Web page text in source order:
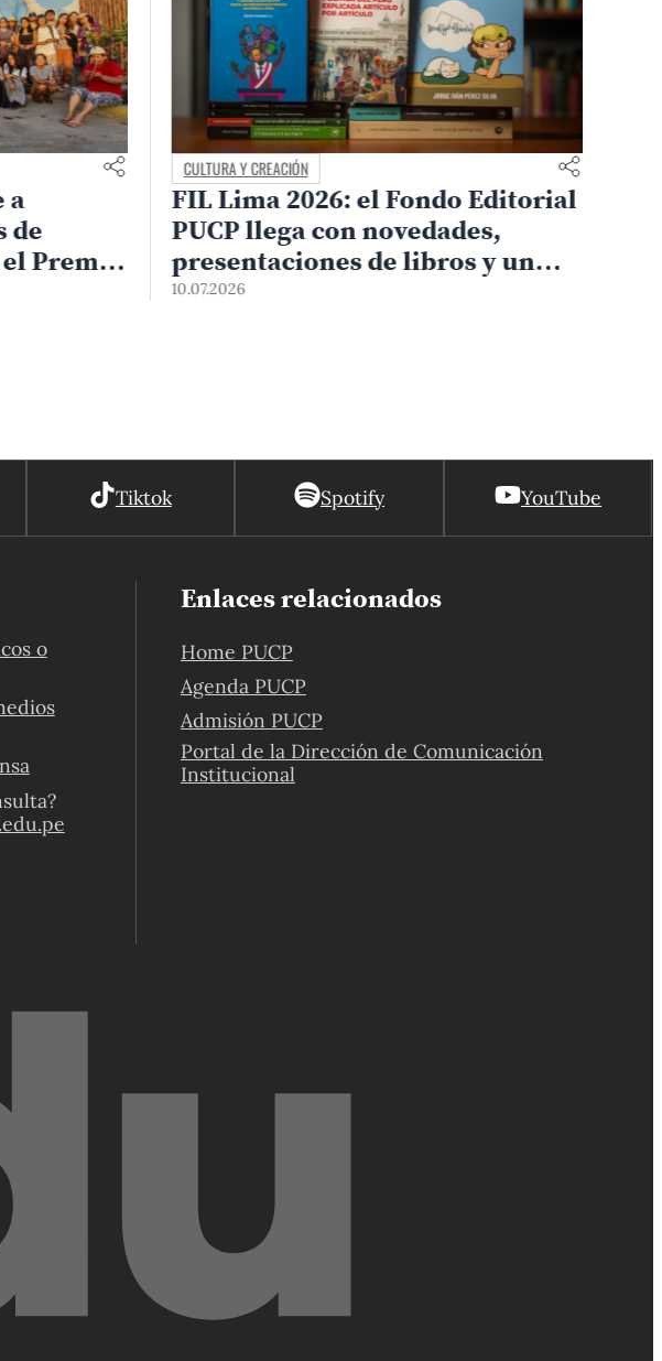
a
Premio
CULTURA Y CREACIÓN
FIL Lima 2026: el Fondo Editorial
PUCP llega con novedades,
presentaciones de libros y un
sorteo para sus lectores
10.07.2026
Tiktok Spotify YouTube
o
Enlaces relacionados
Home PUCP
Agenda PUCP
Admisión PUCP
Portal de la Dirección de Comunicación
Institucional